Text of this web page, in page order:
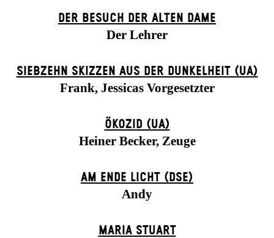
DER BE­SUCH DER ALT­EN DA­ME
Der Lehrer
SIEBZEHN SKIZZEN AUS DER DUNKELHEIT (UA)
Frank, Jessicas Vorgesetzter
ÖKOZID (UA)
Heiner Becker, Zeuge
AM ENDE LICHT (DSE)
Andy
MARIA STUART